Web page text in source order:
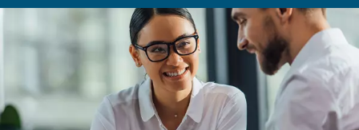
αεροσυμπιεστές της Ceccato διατίθενται με
κινητήρες σταθερής ταχύτητας,
ταχύτητας ή μόνιμου μαγνήτη
. Παρέχουμε
επιλογές άμεσης μετάδοσης κίνησης,
κίνησης με γρανάζια ή ιμάντα.